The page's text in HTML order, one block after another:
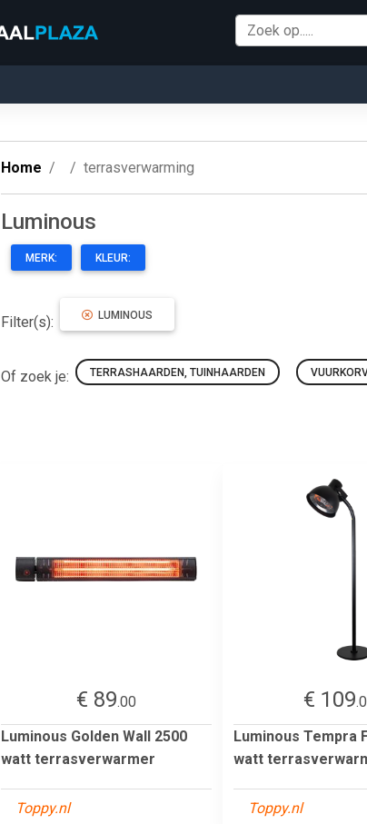
Home terrasverwarming
Luminous
MERK: KLEUR:
Filter(s): LUMINOUS
Of zoek je: TERRASHAARDEN, TUINHAARDEN
€ 89.00
Luminous Golden Wall 2500
watt terrasverwarmer
Toppy.nl
€ 109
Luminous Tempra
watt
Toppy.nl